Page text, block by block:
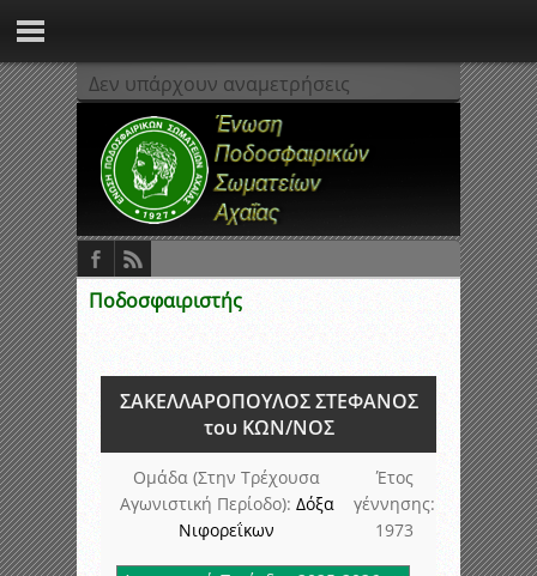
Δεν υπάρχουν αναμετρήσεις
Ποδοσφαιριστής
ΣΑΚΕΛΛΑΡΟΠΟΥΛΟΣ ΣΤΕΦΑΝΟΣ
του ΚΩΝ/ΝΟΣ
Ομάδα (Στην Τρέχουσα
Αγωνιστική Περίοδο): Δόξα
Νιφορεΐκων
Έτος
γέννησης:
1973